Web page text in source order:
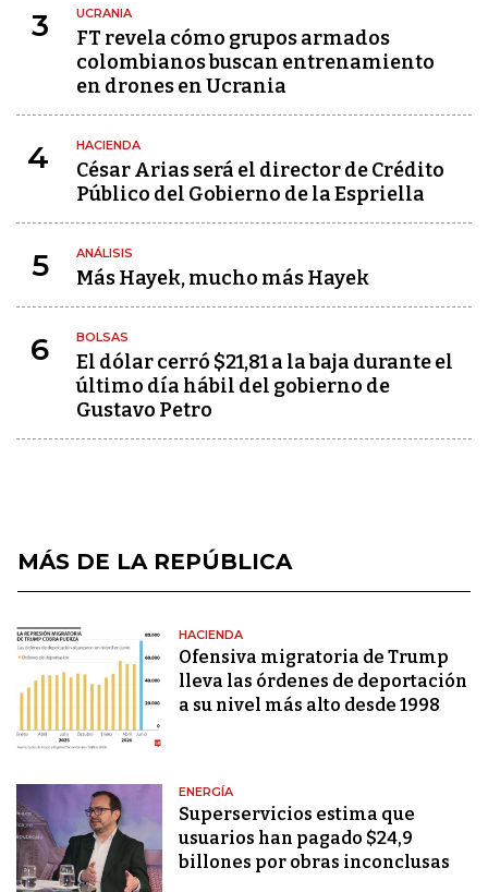
3 UCRANIA
FT revela cómo grupos armados
colombianos buscan entrenamiento
en drones en Ucrania
4 HACIENDA
César Arias será el director de Crédito
Público del Gobierno de la Espriella
5 ANÁLISIS
Más Hayek, mucho más Hayek
6 BOLSAS
El dólar cerró $21,81 a la baja durante el
último día hábil del gobierno de
Gustavo Petro
MÁS DE LA REPÚBLICA
HACIENDA
Ofensiva migratoria de Trump
lleva las órdenes de deportación
a su nivel más alto desde 1998
ENERGÍA
Superservicios estima que
usuarios han pagado $24,9
billones por obras inconclusas